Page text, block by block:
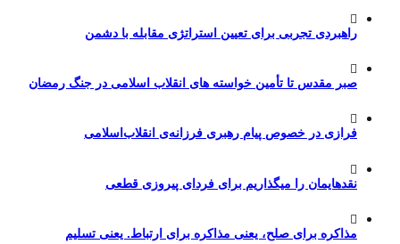
راهبردی تجربی برای تعیین استراتژی مقابله با دشمن
صبر مقدس تا تأمین خواسته های انقلاب اسلامی در جنگ رمضان
فرازی در خصوص پیام رهبری فرزانه‌ی انقلاب‌اسلامی
نقدهایمان را میگذاریم برای فردای پیروزی قطعی
مذاکره برای صلح، یعنی مذاکره برای ارتباط. یعنی تسلیم